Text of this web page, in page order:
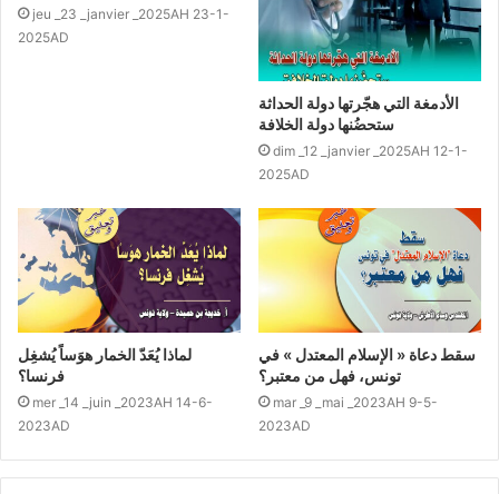
jeu _23 _janvier _2025AH 23-1-
2025AD
الأدمغة التي هجّرتها دولة الحداثة
ستحضُنها دولة الخلافة
dim _12 _janvier _2025AH 12-1-
2025AD
لماذا يُعَدّ الخمار هوَساً يُشغِل
فرنسا؟
mer _14 _juin _2023AH 14-6-
2023AD
سقط دعاة « الإسلام المعتدل » في
تونس، فهل من معتبر؟
mar _9 _mai _2023AH 9-5-
2023AD